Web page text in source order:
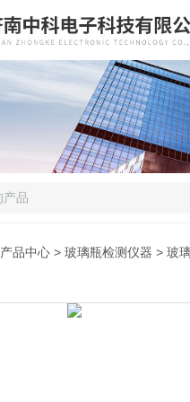
产品中心 >玻璃瓶检测仪器 >玻璃